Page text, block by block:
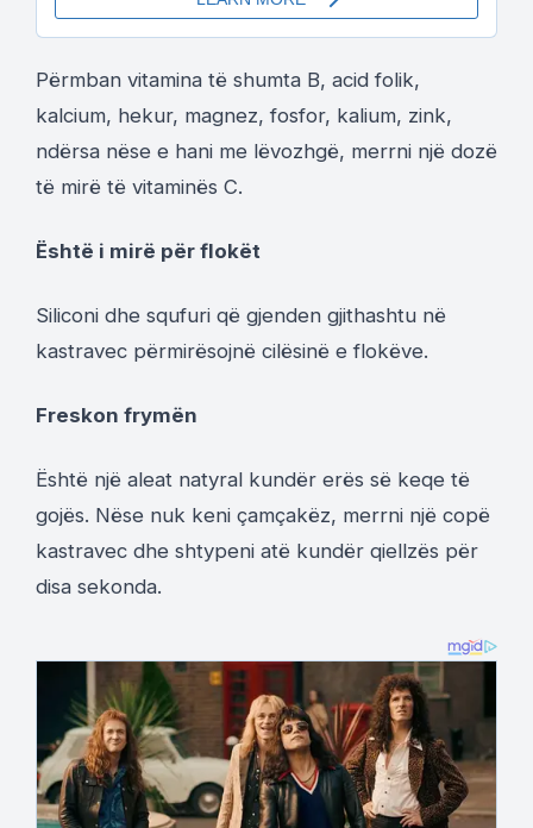
Përmban vitamina të shumta B, acid folik,
kalcium, hekur, magnez, fosfor, kalium, zink,
ndërsa nëse e hani me lëvozhgë, merrni një dozë
të mirë të vitaminës C.
Është i mirë për flokët
Siliconi dhe squfuri që gjenden gjithashtu në
kastravec përmirësojnë cilësinë e flokëve.
Freskon frymën
Është një aleat natyral kundër erës së keqe të
gojës. Nëse nuk keni çamçakëz, merrni një copë
kastravec dhe shtypeni atë kundër qiellzës për
disa sekonda.